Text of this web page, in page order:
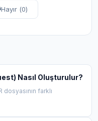
Hayır (0)
Nasıl Oluşturulur?
farklı